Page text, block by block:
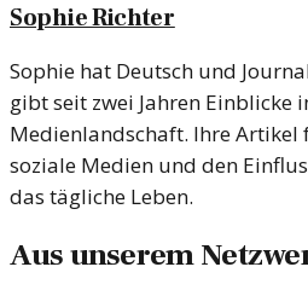
Sophie Richter
Sophie hat Deutsch und
gibt seit zwei Jahren Einblicke
Medienlandschaft. Ihre Artikel
soziale Medien und den
das tägliche Leben.
Aus unserem